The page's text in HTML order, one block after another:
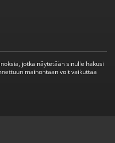
jotka näytetään sinulle hakusi
mainontaan voit vaikuttaa